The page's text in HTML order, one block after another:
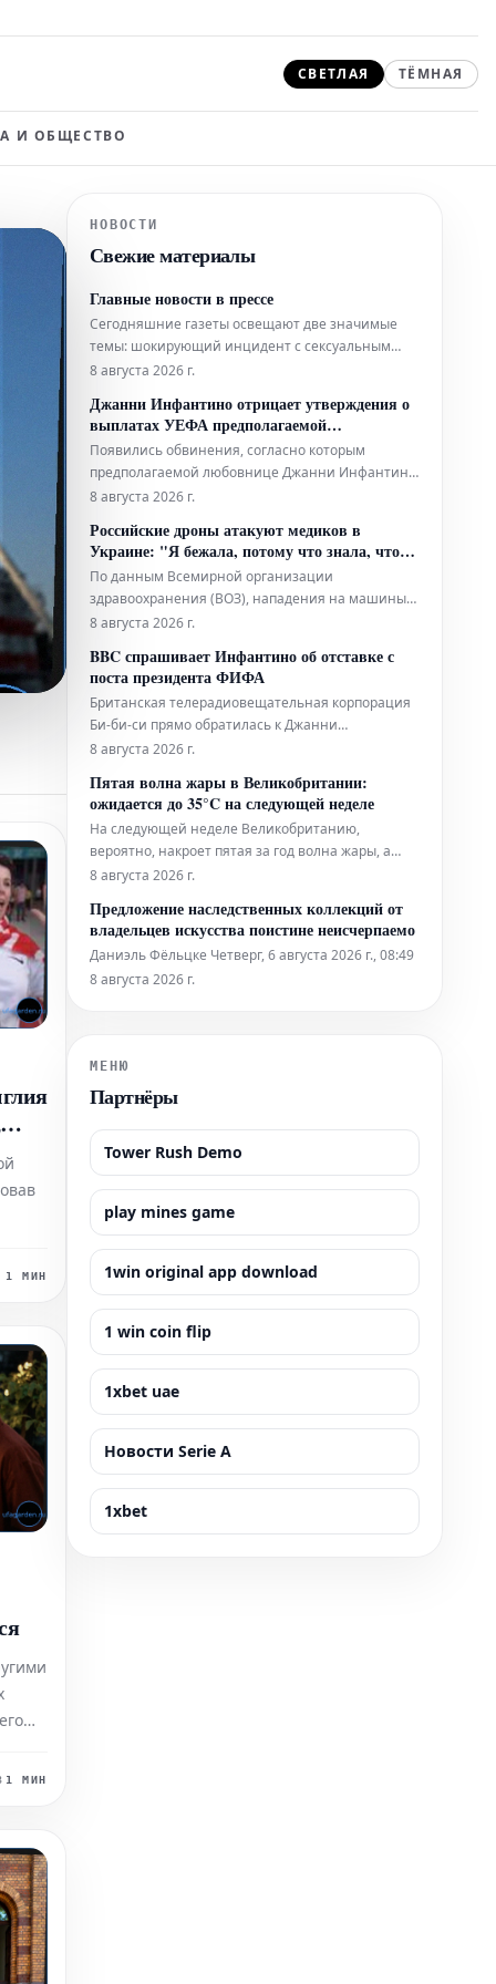
СВЕТЛАЯ ТЁМНАЯ
И ОБЩЕСТВО
1 МИН
не
1 МИН
НОВОСТИ
Свежие материалы
Главные новости в прессе
Сегодняшние газеты освещают две значимые
темы: шокирующий инцидент с сексуальным
преступником, который, будучи выпущенным на
также сведения о сворачивании или пересмотре
планов по достижению нулевых выбросов
углерода ("чистого нуля").
8 августа 2026 г.
Джанни Инфантино отрицает утверждения о
выплатах УЕФА предполагаемой
«любовнице»
Появились обвинения, согласно которым
предполагаемой любовнице Джанни Инфантино,
когда он занимал пост генерального секретаря
отношениями. Представитель нынешнего
президента ФИФА заявил, что Инфантино
"категорически отрицает эти абсолютно ложные
8 августа 2026 г.
Российские дроны атакуют медиков в
Украине: "Я бежала, потому что знала, что
умру"
По данным Всемирной организации
здравоохранения (ВОЗ), нападения на машины
скорой помощи составляют 20% от общего числа
указывает на их преднамеренный характер как
часть рассчитанной стратегии. Вследствие этих
систематических нападений гражданск
8 августа 2026 г.
BBC спрашивает Инфантино об отставке с
поста президента ФИФА
Британская телерадиовещательная корпорация
Би-би-си прямо обратилась к Джанни
Инфантино, действующему президенту
вопросом о его намерениях покинуть
занимаемую должность. Этот диалог состоялся в
период, когда к руководству Инфантино
приковано повышенное
8 августа 2026 г.
Пятая волна жары в Великобритании:
ожидается до 35°C на следующей неделе
На следующей неделе Великобританию,
вероятно, накроет пятая за год волна жары, а
температура воздуха может подняться до 35°C. В
среднесуточные показатели, достигая 20-29°C в
большинстве районов Англии и Уэльса. В
Шотландии и Северной Ирландии б
8 августа 2026 г.
Предложение наследственных коллекций от
владельцев искусства поистине неисчерпаемо
Даниэль Фёльцке Четверг, 6 августа 2026 г., 08:49
8 августа 2026 г.
МЕНЮ
Партнёры
Tower Rush Demo
play mines game
1win original app download
1 win coin flip
1xbet uae
Новости Serie A
1xbet